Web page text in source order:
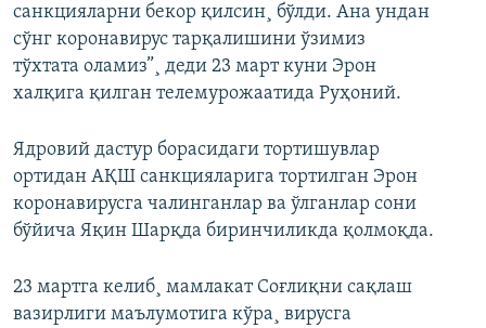
санкцияларни бекор қилсин¸ бўлди. Ана ундан
сўнг коронавирус тарқалишини ўзимиз
тўхтата оламиз”¸ деди 23 март куни Эрон
халқига қилган телемурожаатида Руҳоний.
Ядровий дастур борасидаги тортишувлар
ортидан АҚШ санкцияларига тортилган Эрон
коронавирусга чалинганлар ва ўлганлар сони
бўйича Яқин Шарқда биринчиликда қолмоқда.
23 мартга келиб¸ мамлакат Соғлиқни сақлаш
вазирлиги маълумотига кўра¸ вирусга